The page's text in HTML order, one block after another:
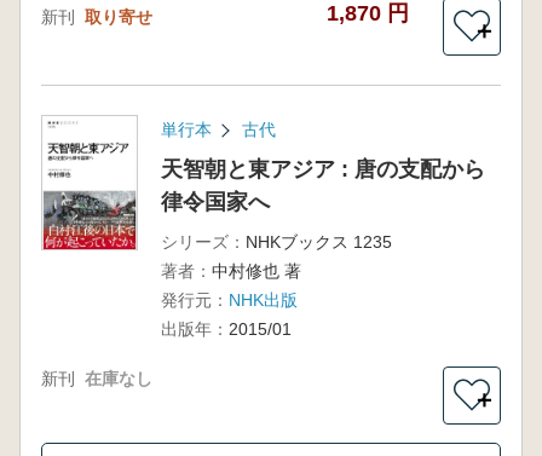
新刊 取り寄せ 1,870 円
＋
単行本 古代
天智朝と東アジア : 唐の支配から
律令国家へ
シリーズ： NHKブックス 1235
著者： 中村修也 著
発行元： NHK出版
出版年： 2015/01
新刊 在庫なし
＋